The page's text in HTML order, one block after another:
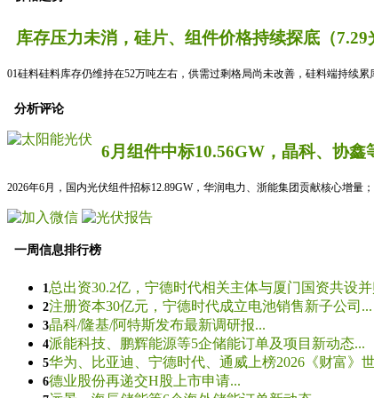
库存压力未消，硅片、组件价格持续探底（7.29
01硅料硅料库存仍维持在52万吨左右，供需过剩格局尚未改善，硅料端持续
分析评论
6月组件中标10.56GW，晶科、协鑫
2026年6月，国内光伏组件招标12.89GW，华润电力、浙能集团贡献核心增量
一周信息排行榜
1 总出资30.2亿，宁德时代相关主体与厦门国资共设
2注册资本30亿元，宁德时代成立电池销售新子公司...
3晶科/隆基/阿特斯发布最新调研报...
4派能科技、鹏辉能源等5企储能订单及项目新动态...
5华为、比亚迪、宁德时代、通威上榜2026《财富》
6德业股份再递交H股上市申请...